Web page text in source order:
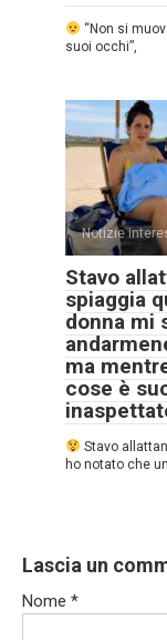
“Non si
suoi occhi”,
Notizie
Stavo
spiaggia
donna mi
ma
cose è
Stavo
ho notato che
Lascia un
Nome *